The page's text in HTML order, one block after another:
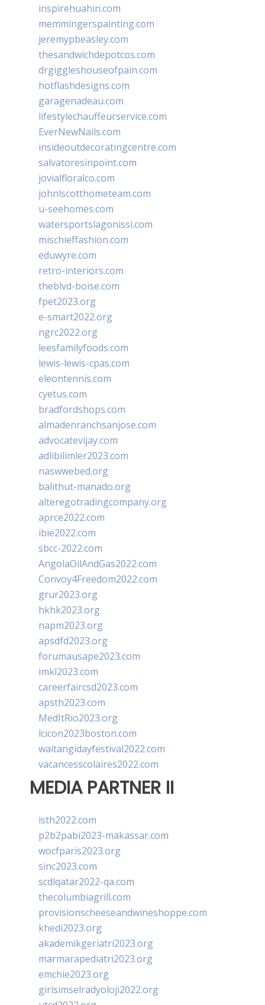
inspirehuahin.com
memmingerspainting.com
jeremypbeasley.com
thesandwichdepotcos.com
drgiggleshouseofpain.com
hotflashdesigns.com
garagenadeau.com
lifestylechauffeurservice.com
EverNewNails.com
insideoutdecoratingcentre.com
salvatoresinpoint.com
jovialfloralco.com
johnlscotthometeam.com
u-seehomes.com
watersportslagonissi.com
mischieffashion.com
eduwyre.com
retro-interiors.com
theblvd-boise.com
fpet2023.org
e-smart2022.org
ngrc2022.org
leesfamilyfoods.com
lewis-lewis-cpas.com
eleontennis.com
cyetus.com
bradfordshops.com
almadenranchsanjose.com
advocatevijay.com
adlibilimler2023.com
naswwebed.org
balithut-manado.org
alteregotradingcompany.org
aprce2022.com
ibie2022.com
sbcc-2022.com
AngolaOilAndGas2022.com
Convoy4Freedom2022.com
grur2023.org
hkhk2023.org
napm2023.org
apsdfd2023.org
forumausape2023.com
imkl2023.com
careerfaircsd2023.com
apsth2023.com
MedItRio2023.org
lcicon2023boston.com
waitangidayfestival2022.com
vacancesscolaires2022.com
MEDIA PARTNER II
isth2022.com
p2b2pabi2023-makassar.com
wocfparis2023.org
sinc2023.com
scdlqatar2022-qa.com
thecolumbiagrill.com
provisionscheeseandwineshoppe.com
khedi2023.org
akademikgeriatri2023.org
marmarapediatri2023.org
emchie2023.org
girisimselradyoloji2022.org